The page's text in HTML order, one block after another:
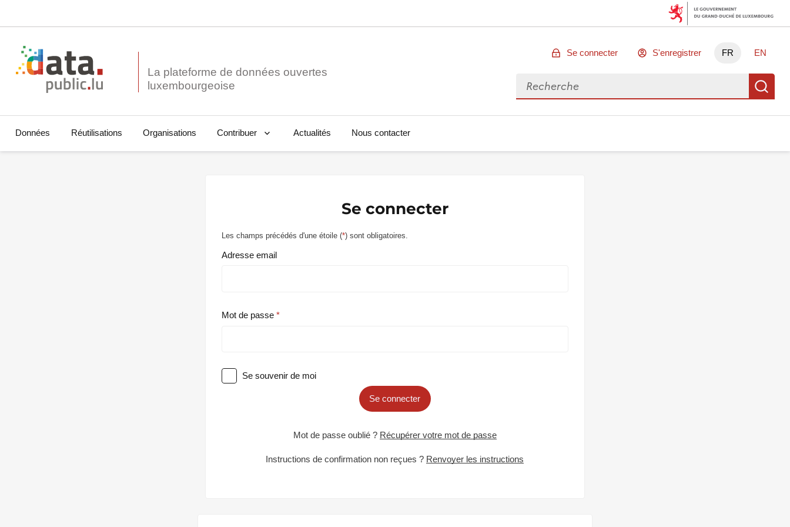
La plateforme de données ouvertes
Se connecter S'enregistrer FR EN
Rechercher des données
Données Réutilisations Organisations Contribuer Actualités Nous contacter
Se connecter
Les champs précédés d'une étoile (*) sont obligatoires.
Adresse email
Mot de passe
Se souvenir de moi
Se connecter
Mot de passe oublié ? Récupérer votre mot de passe
Instructions de confirmation non reçues ? Renvoyer les instructions